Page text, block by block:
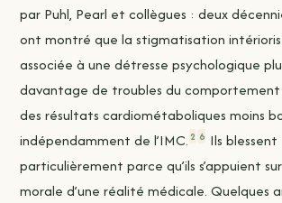
par Puhl, Pearl et collègues : deux
ont montré que la stigmatisation
associée à une détresse psychologique
davantage de troubles du
des résultats cardiométaboliques moins
indépendamment de l’IMC. 2 6 Ils blessent
particulièrement parce qu’ils s’appuient
morale d’une réalité médicale. Quelques